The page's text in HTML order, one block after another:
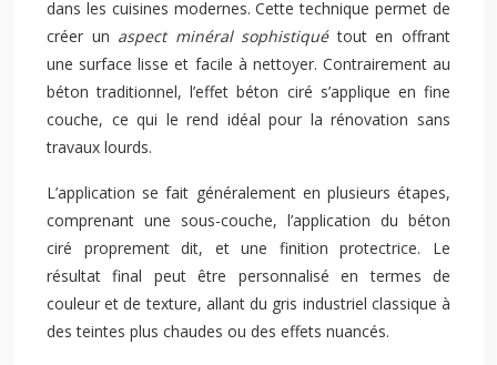
dans les cuisines modernes. Cette technique permet de
créer un aspect minéral sophistiquétout en offrant
une surface lisse et facile à nettoyer. Contrairement au
béton traditionnel, l’effet béton ciré s’applique en fine
couche, ce qui le rend idéal pour la rénovation sans
travaux lourds.
L’application se fait généralement en plusieurs étapes,
comprenant une sous-couche, l’application du béton
ciré proprement dit, et une finition protectrice. Le
résultat final peut être personnalisé en termes de
couleur et de texture, allant du gris industriel classique à
des teintes plus chaudes ou des effets nuancés.